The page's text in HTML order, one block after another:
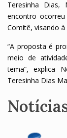
Teresinha Dias,
encontro
Comitê, visando
“A proposta é
meio de
tema”, explica
Teresinha Dias